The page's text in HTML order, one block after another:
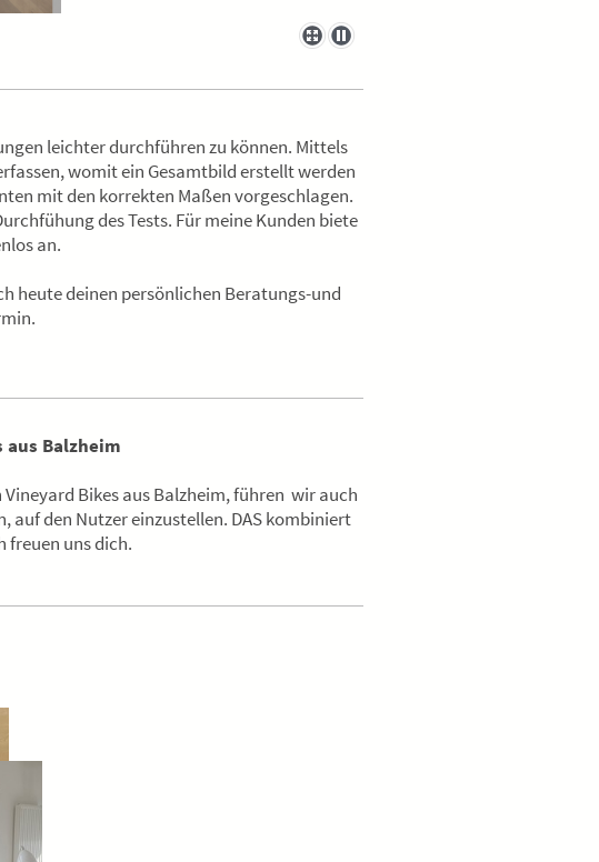
leichter durchführen zu können. Mittels
womit ein Gesamtbild erstellt werden
mit den korrekten Maßen vorgeschlagen.
des Tests. Für meine Kunden biete
an.
heute deinen persönlichen Beratungs-und
Balzheim
Bikes aus Balzheim, führen wir auch
den Nutzer einzustellen. DAS kombiniert
freuen uns dich.